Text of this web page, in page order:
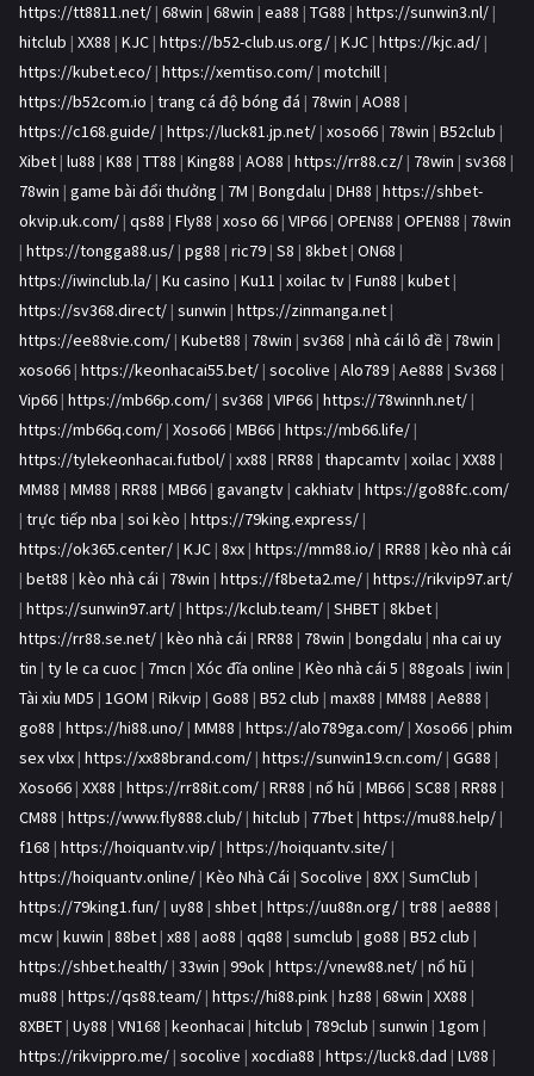
https://tt8811.net/ | 68win | 68win | ea88 | TG88 | https://sunwin3.nl/ |
hitclub | XX88 | KJC | https://b52-club.us.org/ | KJC | https://kjc.ad/ |
https://kubet.eco/ | https://xemtiso.com/ | motchill |
https://b52com.io | trang cá độ bóng đá | 78win | AO88 |
https://c168.guide/ | https://luck81.jp.net/ | xoso66 | 78win | B52club |
Xibet | lu88 | K88 | TT88 | King88 | AO88 | https://rr88.cz/ | 78win | sv368 |
78win | game bài đổi thưởng | 7M | Bongdalu | DH88 | https://shbet-
okvip.uk.com/ | qs88 | Fly88 | xoso 66 | VIP66 | OPEN88 | OPEN88 | 78win
| https://tongga88.us/ | pg88 | ric79 | S8 | 8kbet | ON68 |
https://iwinclub.la/ | Ku casino | Ku11 | xoilac tv | Fun88 | kubet |
https://sv368.direct/ | sunwin | https://zinmanga.net |
https://ee88vie.com/ | Kubet88 | 78win | sv368 | nhà cái lô đề | 78win |
xoso66 | https://keonhacai55.bet/ | socolive | Alo789 | Ae888 | Sv368 |
Vip66 | https://mb66p.com/ | sv368 | VIP66 | https://78winnh.net/ |
https://mb66q.com/ | Xoso66 | MB66 | https://mb66.life/ |
https://tylekeonhacai.futbol/ | xx88 | RR88 | thapcamtv | xoilac | XX88 |
MM88 | MM88 | RR88 | MB66 | gavangtv | cakhiatv | https://go88fc.com/
| trực tiếp nba | soi kèo | https://79king.express/ |
https://ok365.center/ | KJC | 8xx | https://mm88.io/ | RR88 | kèo nhà cái
| bet88 | kèo nhà cái | 78win | https://f8beta2.me/ | https://rikvip97.art/
| https://sunwin97.art/ | https://kclub.team/ | SHBET | 8kbet |
https://rr88.se.net/ | kèo nhà cái | RR88 | 78win | bongdalu | nha cai uy
tin | ty le ca cuoc | 7mcn | Xóc đĩa online | Kèo nhà cái 5 | 88goals | iwin |
Tài xỉu MD5 | 1GOM | Rikvip | Go88 | B52 club | max88 | MM88 | Ae888 |
go88 | https://hi88.uno/ | MM88 | https://alo789ga.com/ | Xoso66 | phim
sex vlxx | https://xx88brand.com/ | https://sunwin19.cn.com/ | GG88 |
Xoso66 | XX88 | https://rr88it.com/ | RR88 | nổ hũ | MB66 | SC88 | RR88 |
CM88 | https://www.fly888.club/ | hitclub | 77bet | https://mu88.help/ |
f168 | https://hoiquantv.vip/ | https://hoiquantv.site/ |
https://hoiquantv.online/ | Kèo Nhà Cái | Socolive | 8XX | SumClub |
https://79king1.fun/ | uy88 | shbet | https://uu88n.org/ | tr88 | ae888 |
mcw | kuwin | 88bet | x88 | ao88 | qq88 | sumclub | go88 | B52 club |
https://shbet.health/ | 33win | 99ok | https://vnew88.net/ | nổ hũ |
mu88 | https://qs88.team/ | https://hi88.pink | hz88 | 68win | XX88 |
8XBET | Uy88 | VN168 | keonhacai | hitclub | 789club | sunwin | 1gom |
https://rikvippro.me/ | socolive | xocdia88 | https://luck8.dad | LV88 |